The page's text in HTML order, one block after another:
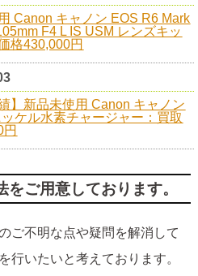
Canon キャノン EOS R6 Mark
F4 L IS USM レンズキッ
格430,000円
】新品未使用 Canon キャノン
ケル水素チャージャー：買取
ご用意しております。
ご不明な点や疑問を解消して
行いたいと考えております。